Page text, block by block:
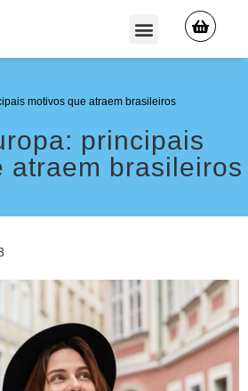
motivos que atraem brasileiros
principais
atraem brasileiros